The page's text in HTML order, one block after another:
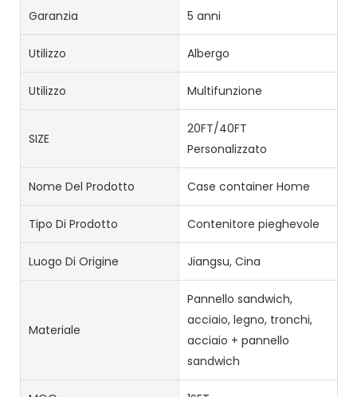
Garanzia 5 anni
Utilizzo Albergo
Utilizzo Multifunzione
SIZE
20FT/40FT
Personalizzato
Nome Del Prodotto Case container Home
Tipo Di Prodotto Contenitore pieghevole
Luogo Di Origine Jiangsu, Cina
Materiale
Pannello sandwich,
acciaio, legno, tronchi,
acciaio + pannello
sandwich